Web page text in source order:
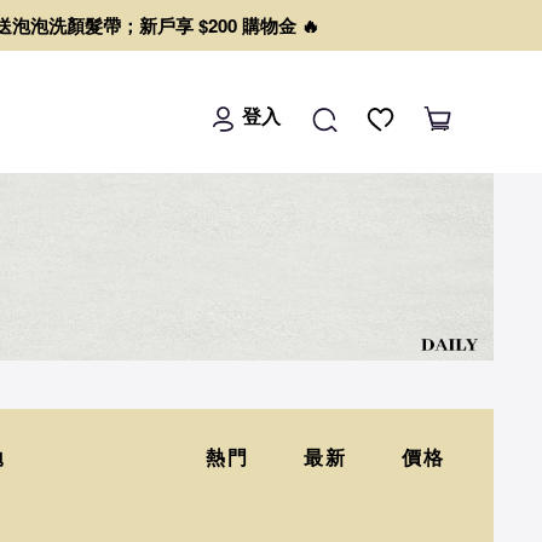
泡洗顏髮帶；新戶享 $200 購物金 🔥
登入
熱門 最新 價格